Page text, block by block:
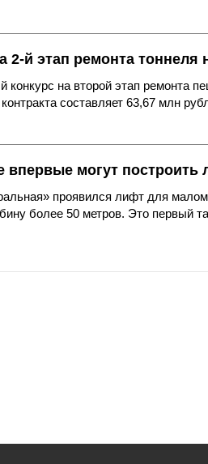
2-й этап ремонта тоннеля
на второй этап ремонта
составляет 63,67 млн
могут построить
проявился лифт для
более 50 метров. Это первый